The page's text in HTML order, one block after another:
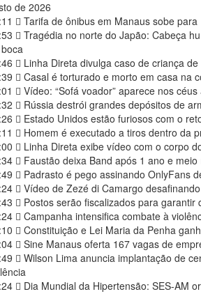
de 2026
Tarifa de ônibus em Manaus sobe
Tragédia no norte do Japão: Cabeça
Linha Direta divulga caso de criança
Casal é torturado e morto em casa na
Vídeo: “Sofá voador” aparece nos
Rússia destrói grandes depósitos de
Estado Unidos estão furiosos com o
Homem é executado a tiros dentro da
Linha Direta exibe vídeo com o corpo
Faustão deixa Band após 1 ano e
Padrasto é pego assinando OnlyFans
Vídeo de Zezé di Camargo
Postos serão fiscalizados para
Campanha intensifica combate à
Constituição e Lei Maria da Penha
Sine Manaus oferta 167 vagas de
Wilson Lima anuncia implantação de
Dia Mundial da Hipertensão: SES-AM